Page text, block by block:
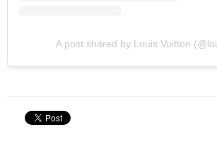
A post shared by Louis Vuitton